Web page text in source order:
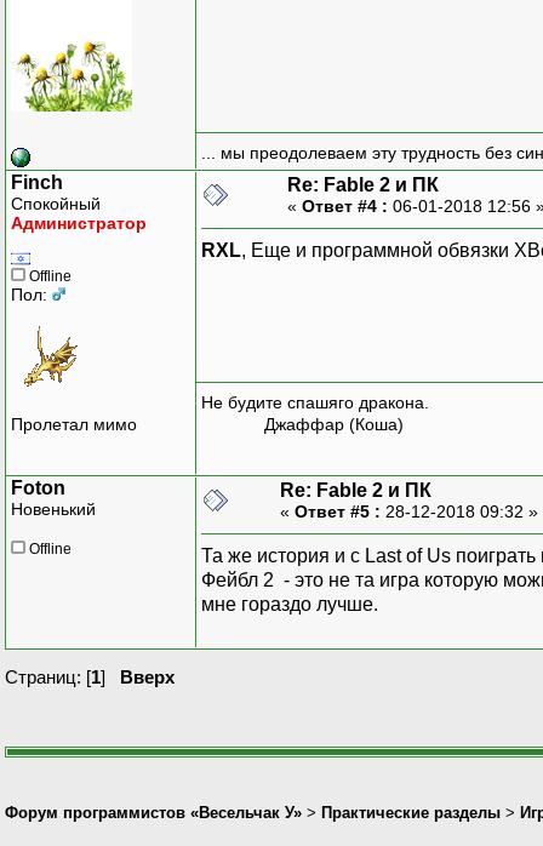
... мы преодолеваем эту трудность без
Finch
Спокойный
Администратор
Offline
Пол:
Пролетал мимо
Re: Fable 2 и ПК
« Ответ #4 : 06-01-2018 12:56
RXL, Еще и программной обвязки
Не будите спашяго дракона.
Джаффар (Коша)
Foton
Новенький
Offline
Re: Fable 2 и ПК
« Ответ #5 : 28-12-2018 09:32 »
Та же история и с Last of Us
Фейбл 2 - это не та игра которую
мне гораздо лучше.
Страниц: [1] Вверх
Форум программистов «Весельчак У» > Практические разделы >